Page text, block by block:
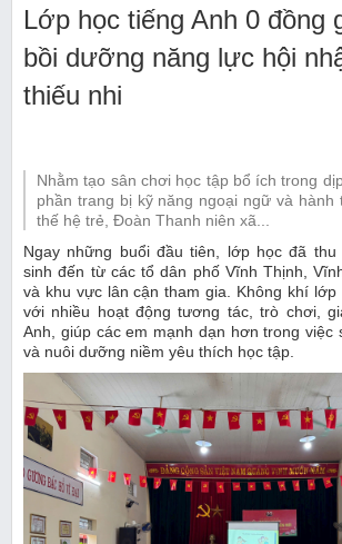
Lớp học tiếng Anh 0 đồng
bồi dưỡng năng lực hội
thiếu nhi
Nhằm tạo sân chơi học tập bổ ích trong
phần trang bị kỹ năng ngoại ngữ và hành
thế hệ trẻ, Đoàn Thanh niên xã...
Ngay những buổi đầu tiên, lớp học đã
sinh đến từ các tổ dân phố Vĩnh Thịnh,
và khu vực lân cận tham gia. Không khí lớp
với nhiều hoạt động tương tác, trò chơi,
Anh, giúp các em mạnh dạn hơn trong việc
và nuôi dưỡng niềm yêu thích học tập.